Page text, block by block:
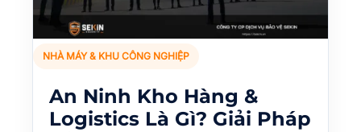
NHÀ MÁY & KHU CÔNG NGHIỆP
An Ninh Kho Hàng &
Logistics Là Gì? Giải Pháp